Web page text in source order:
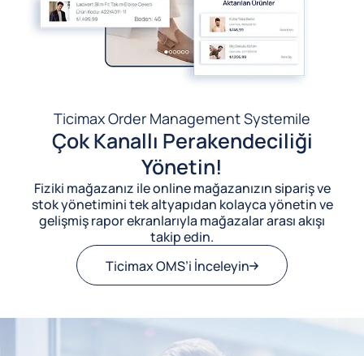
Ticimax Order Management Systemile
Çok Kanallı Perakendeciliği
Yönetin!
Fiziki mağazanız ile online mağazanızın sipariş ve
stok yönetimini tek altyapıdan kolayca yönetin ve
gelişmiş rapor ekranlarıyla mağazalar arası akışı
takip edin.
Ticimax OMS’i İnceleyin